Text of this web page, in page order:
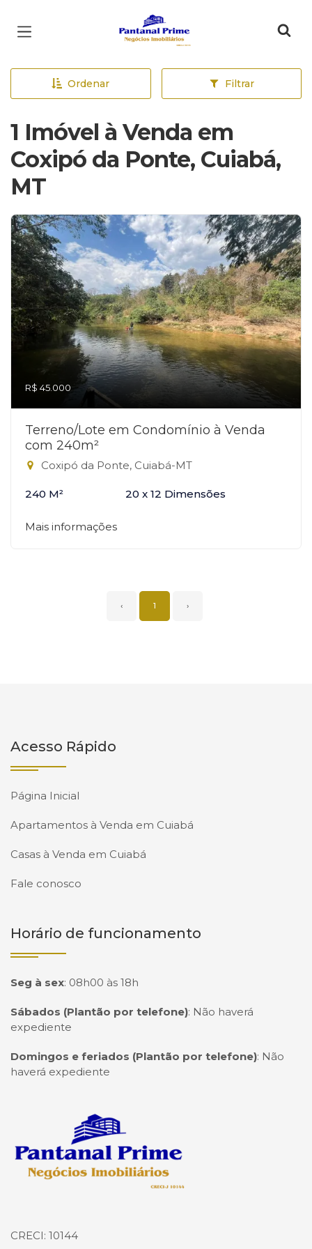
Página inicial
Ordenar Filtrar
1 Imóvel à Venda em
Coxipó da Ponte, Cuiabá,
MT
R$ 45.000
Terreno/Lote em Condomínio à Venda
com 240m²
Coxipó da Ponte, Cuiabá-MT
240 M² 20 x 12 Dimensões
Mais informações
‹ 1 ›
Acesso Rápido
Página Inicial
Apartamentos à Venda em Cuiabá
Casas à Venda em Cuiabá
Fale conosco
Horário de funcionamento
Seg à sex: 08h00 às 18h
Sábados (Plantão por telefone): Não haverá
expediente
Domingos e feriados (Plantão por telefone): Não
haverá expediente
Página inicial
CRECI: 10144